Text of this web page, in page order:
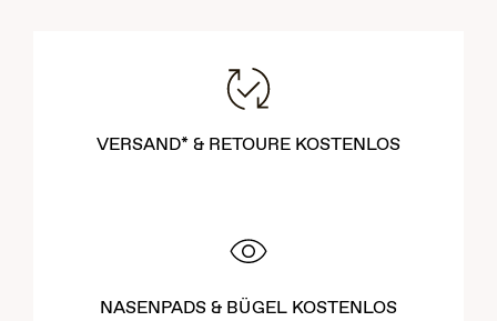
VERSAND* & RETOURE KOSTENLOS
NASENPADS & BÜGEL KOSTENLOS